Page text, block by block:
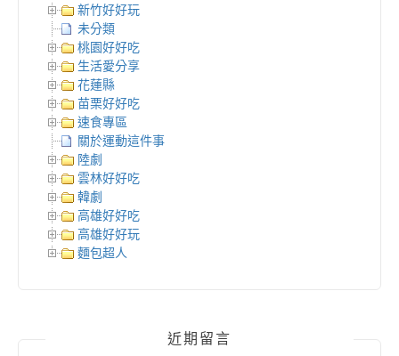
新竹好好玩
未分類
桃園好好吃
生活愛分享
花蓮縣
苗栗好好吃
速食專區
關於運動這件事
陸劇
雲林好好吃
韓劇
高雄好好吃
高雄好好玩
麵包超人
近期留言